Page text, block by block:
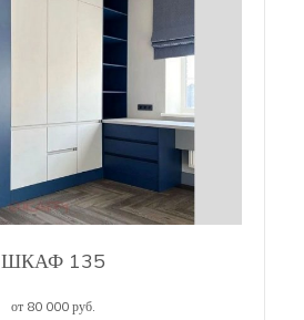
ШКАФ 135
от 80 000 руб.